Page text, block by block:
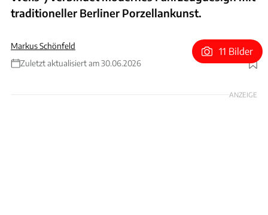
traditioneller Berliner Porzellankunst.
Markus Schönfeld
Zuletzt aktualisiert am 30.06.2026
Foto: Bugatti
11 Bilder
ANZEIGE